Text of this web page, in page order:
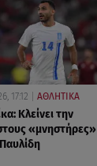
17:12 ΑΘΛΗΤΙΚΑ
Κλείνει την
«μνηστήρες»